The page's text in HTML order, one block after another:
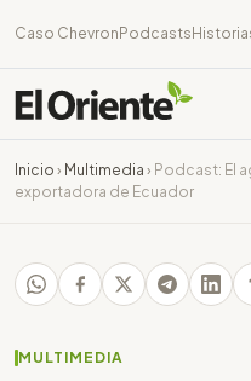
Caso Chevron Podcasts
Inicio › Multimedia › Podcast: El
exportadora de Ecuador
MULTIMEDIA